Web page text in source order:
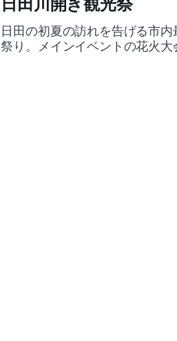
日田の初夏の訪れを告げる市内
祭り。メインイベントの花火大